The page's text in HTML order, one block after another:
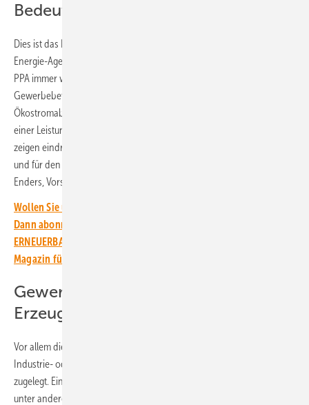
Bedeutung von PPA wächst
Dies ist das Ergebnis einer PPA-Marktanalyse durch die Deutsche
Energie-Agentur (Dena). Damit zeigt sich, dass sich das Segment der
PPA immer weiter durchsetzt. Denn auch in den Jahren zuvor haben
Gewerbebetriebe, Energieversorger und andere große
Ökostromabnehmer Wind- und Solarenergie von Kraftwerken mit
einer Leistung von etwa einem Gigawatt abgenommen. „Die Zahlen
zeigen eindrucksvoll die Bedeutung von PPA zur Preisabsicherung
und für den Aufbau nachhaltiger Geschäftsmodelle“, sagt Corinna
Enders, Vorsitzende der Geschäftsführung der Dena.
Wollen Sie über die Energiewende auf dem Laufenden bleiben?
Dann abonnieren Sie einfach den kostenlosen Newsletter von
ERNEUERBARE ENERGIEN – dem größten verbandsunabhängigen
Magazin für erneuerbare Energien in Deutschland!
Gewerbebetriebe kaufen beim
Erzeuger
Vor allem die Stromlieferverträge zwischen Anlagenbetreiber und
Industrie- oder Gewerbebetriebe hat im vergangenen Jahr deutlich
zugelegt. Einen Grund für das Wachstum dieser Corporate PPA sind
unter anderem die höheren Anforderungen an Betriebe hinsichtlich